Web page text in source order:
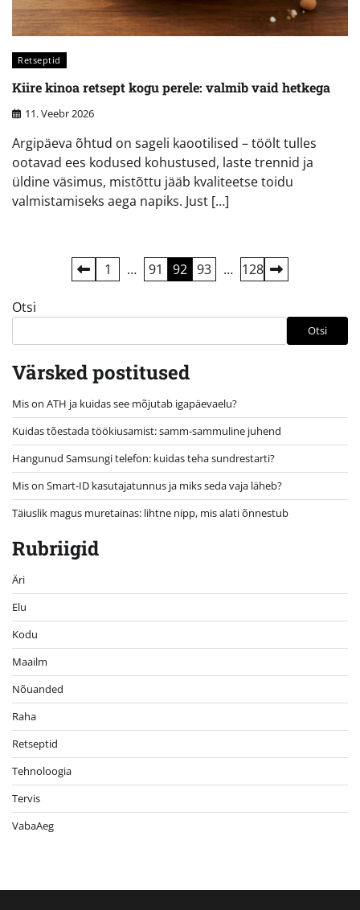
Retseptid
Kiire kinoa retsept kogu perele: valmib vaid hetkega
11. Veebr 2026
Argipäeva õhtud on sageli kaootilised – töölt tulles
ootavad ees kodused kohustused, laste trennid ja
üldine väsimus, mistõttu jääb kvaliteetse toidu
valmistamiseks aega napiks. Just […]
Postituste
leheküljendus
1 … 91 92 93 … 128
Otsi
Otsi
Värsked postitused
Mis on ATH ja kuidas see mõjutab igapäevaelu?
Kuidas tõestada töökiusamist: samm-sammuline juhend
Hangunud Samsungi telefon: kuidas teha sundrestarti?
Mis on Smart-ID kasutajatunnus ja miks seda vaja läheb?
Täiuslik magus muretainas: lihtne nipp, mis alati õnnestub
Rubriigid
Äri
Elu
Kodu
Maailm
Nõuanded
Raha
Retseptid
Tehnoloogia
Tervis
VabaAeg